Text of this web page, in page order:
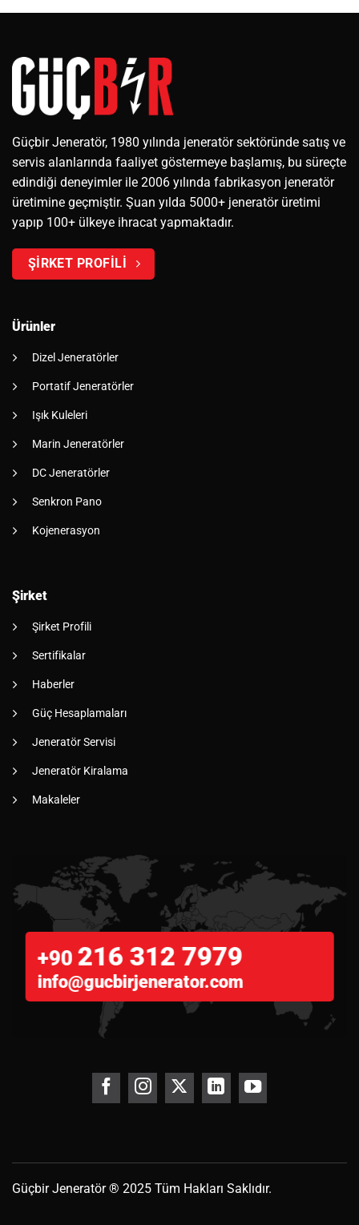
Güçbir Jeneratör, 1980 yılında jeneratör sektöründe satış ve
servis alanlarında faaliyet göstermeye başlamış, bu süreçte
edindiği deneyimler ile 2006 yılında fabrikasyon jeneratör
üretimine geçmiştir. Şuan yılda 5000+ jeneratör üretimi
yapıp 100+ ülkeye ihracat yapmaktadır.
ŞİRKET PROFİLİ
Ürünler
Dizel Jeneratörler
Portatif Jeneratörler
Işık Kuleleri
Marin Jeneratörler
DC Jeneratörler
Senkron Pano
Kojenerasyon
Şirket
Şirket Profili
Sertifikalar
Haberler
Güç Hesaplamaları
Jeneratör Servisi
Jeneratör Kiralama
Makaleler
+90 216 312 7979
info@gucbirjenerator.com
GüçbirJeneratör® 2025 Tüm Hakları Saklıdır.